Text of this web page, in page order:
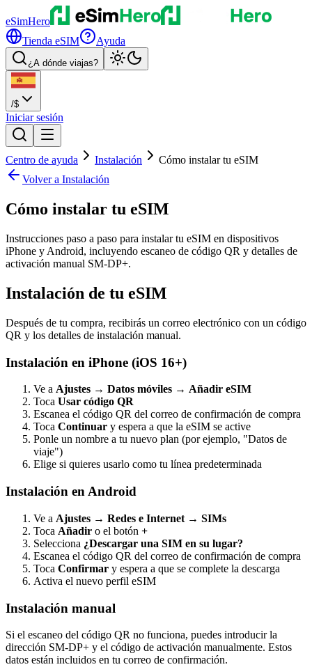
eSimHero
Tienda eSIM
Ayuda
¿A dónde viajas?
/$
Iniciar sesión
Centro de ayuda Instalación
Cómo instalar tu eSIM
Volver a Instalación
Cómo instalar tu eSIM
Instrucciones paso a paso para instalar tu eSIM en dispositivos
iPhone y Android, incluyendo escaneo de código QR y detalles de
activación manual SM-DP+.
Instalación de tu eSIM
Después de tu compra, recibirás un correo electrónico con un código
QR y los detalles de instalación manual.
Instalación en iPhone (iOS 16+)
Ve a Ajustes → Datos móviles → Añadir eSIM
Toca Usar código QR
Escanea el código QR del correo de confirmación de compra
Toca Continuar y espera a que la eSIM se active
Ponle un nombre a tu nuevo plan (por ejemplo, "Datos de
viaje")
Elige si quieres usarlo como tu línea predeterminada
Instalación en Android
Ve a Ajustes → Redes e Internet → SIMs
Toca Añadir o el botón +
Selecciona ¿Descargar una SIM en su lugar?
Escanea el código QR del correo de confirmación de compra
Toca Confirmar y espera a que se complete la descarga
Activa el nuevo perfil eSIM
Instalación manual
Si el escaneo del código QR no funciona, puedes introducir la
dirección SM-DP+ y el código de activación manualmente. Estos
datos están incluidos en tu correo de confirmación.